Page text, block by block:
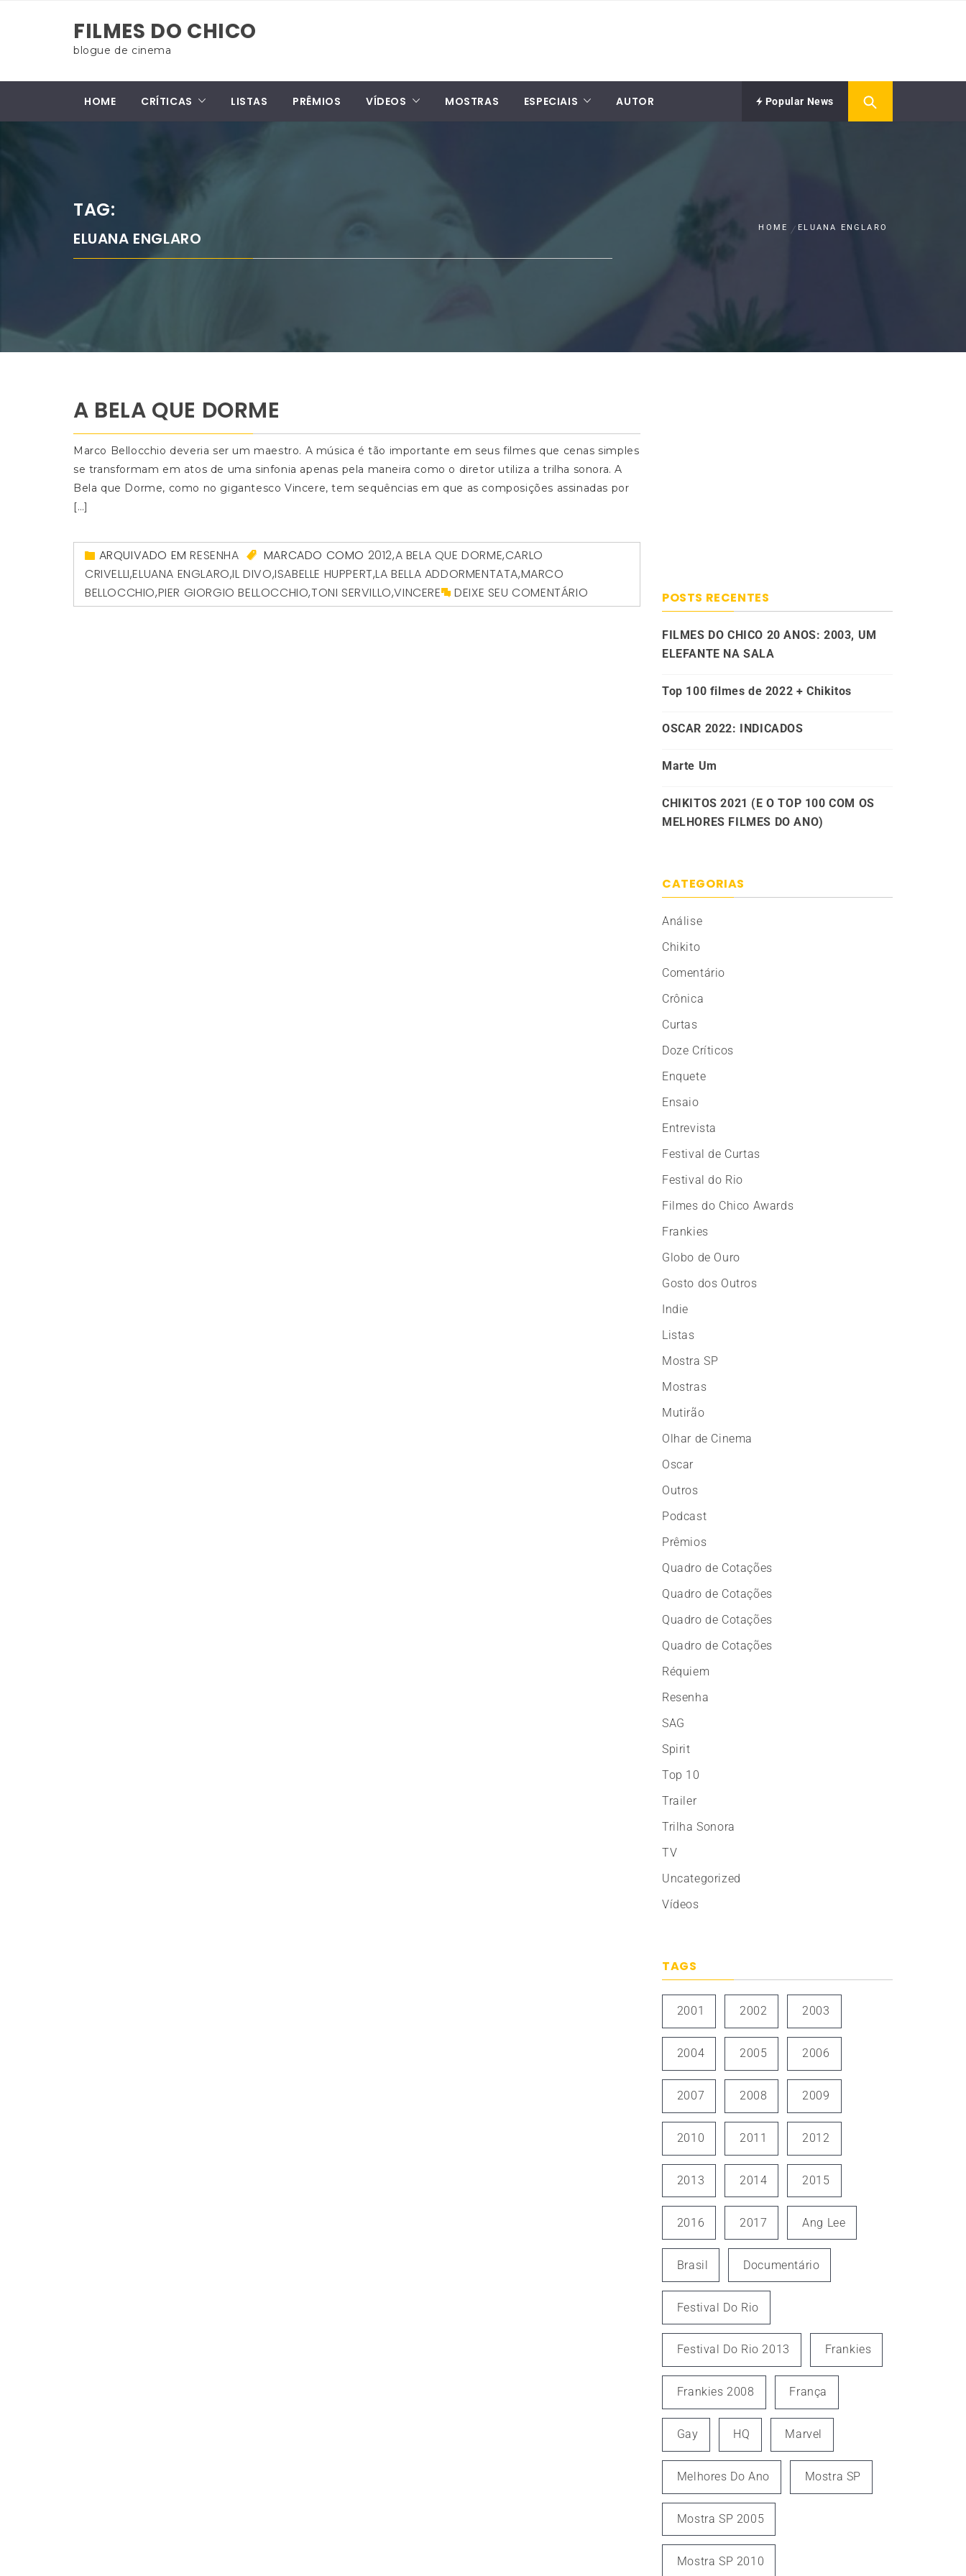
FILMES DO CHICO
blogue de cinema
HOME CRÍTICAS LISTAS PRÊMIOS VÍDEOS MOSTRAS ESPECIAIS AUTOR Popular News
TAG:
ELUANA ENGLARO
HOME ELUANA ENGLARO
A BELA QUE DORME
Marco Bellocchio deveria ser um maestro. A música é tão importante em seus filmes que cenas simples
se transformam em atos de uma sinfonia apenas pela maneira como o diretor utiliza a trilha sonora. A
Bela que Dorme, como no gigantesco Vincere, tem sequências em que as composições assinadas por
[…]
ARQUIVADO EMRESENHA MARCADO COMO 2012,A BELA QUE DORME,CARLO
CRIVELLI,ELUANA ENGLARO,IL DIVO,ISABELLE HUPPERT,LA BELLA ADDORMENTATA,MARCO
BELLOCCHIO,PIER GIORGIO BELLOCCHIO,TONI SERVILLO,VINCERE DEIXE SEU COMENTÁRIO POSTS RECENTES
FILMES DO CHICO 20 ANOS: 2003, UM
ELEFANTE NA SALA
Top 100 filmes de 2022 + Chikitos
OSCAR 2022: INDICADOS
Marte Um
CHIKITOS 2021 (E O TOP 100 COM OS
MELHORES FILMES DO ANO)
CATEGORIAS
Análise
Chikito
Comentário
Crônica
Curtas
Doze Críticos
Enquete
Ensaio
Entrevista
Festival de Curtas
Festival do Rio
Filmes do Chico Awards
Frankies
Globo de Ouro
Gosto dos Outros
Indie
Listas
Mostra SP
Mostras
Mutirão
Olhar de Cinema
Oscar
Outros
Podcast
Prêmios
Quadro de Cotações
Quadro de Cotações
Quadro de Cotações
Quadro de Cotações
Réquiem
Resenha
SAG
Spirit
Top 10
Trailer
Trilha Sonora
TV
Uncategorized
Vídeos
TAGS
2001 2002 2003
2004 2005 2006
2007 2008 2009
2010 2011 2012
2013 2014 2015
2016 2017 Ang Lee
Brasil Documentário
Festival Do Rio
Festival Do Rio 2013 Frankies
Frankies 2008 França
Gay HQ Marvel
Melhores Do Ano Mostra SP
Mostra SP 2005
Mostra SP 2010